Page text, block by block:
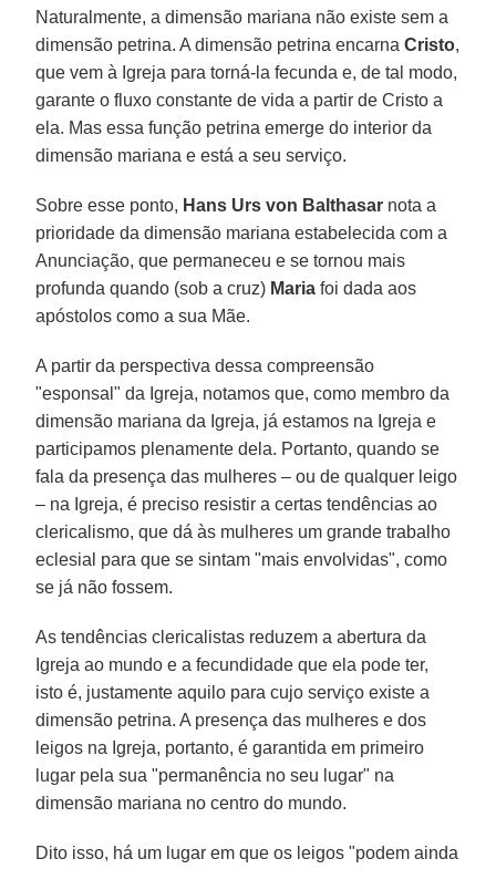
Naturalmente, a dimensão mariana não existe sem a
dimensão petrina. A dimensão petrina encarnaCristo,
que vem à Igreja para torná-la fecunda e, de tal modo,
garante o fluxo constante de vida a partir de Cristo a
ela. Mas essa função petrina emerge do interior da
dimensão mariana e está a seu serviço.
Sobre esse ponto, Hans Urs von Balthasar nota a
prioridade da dimensão mariana estabelecida com a
Anunciação, que permaneceu e se tornou mais
profunda quando (sob a cruz) Maria foi dada aos
apóstolos como a sua Mãe.
A partir da perspectiva dessa compreensão
"esponsal" da Igreja, notamos que, como membro da
dimensão mariana da Igreja, já estamos na Igreja e
participamos plenamente dela. Portanto, quando se
fala da presença das mulheres – ou de qualquer leigo
– na Igreja, é preciso resistir a certas tendências ao
clericalismo, que dá às mulheres um grande trabalho
eclesial para que se sintam "mais envolvidas", como
se já não fossem.
As tendências clericalistas reduzem a abertura da
Igreja ao mundo e a fecundidade que ela pode ter,
isto é, justamente aquilo para cujo serviço existe a
dimensão petrina. A presença das mulheres e dos
leigos na Igreja, portanto, é garantida em primeiro
lugar pela sua "permanência no seu lugar" na
dimensão mariana no centro do mundo.
Dito isso, há um lugar em que os leigos "podem ainda